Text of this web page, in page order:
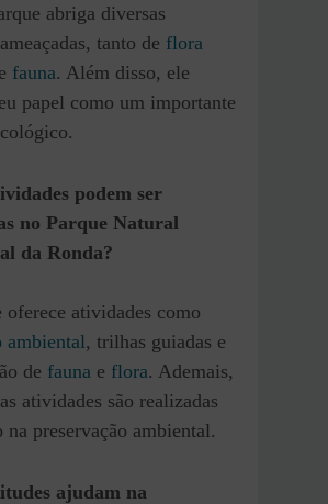
abriga diversas
tanto de flora
fauna. Além disso, ele
papel como um importante
podem ser
no Parque Natural
da Ronda?
oferece atividades como
ambiental, trilhas guiadas e
de fauna e flora. Ademais,
atividades são realizadas
na preservação ambiental.
ajudam na